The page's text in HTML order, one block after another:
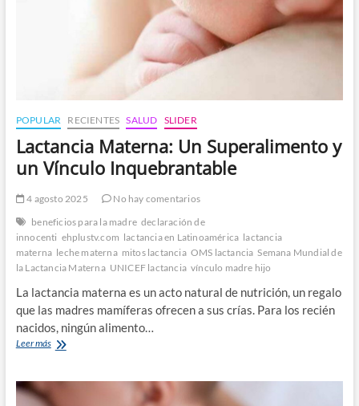
POPULAR RECIENTES SALUD SLIDER
Lactancia Materna: Un Superalimento y
un Vínculo Inquebrantable
4 agosto 2025
No hay comentarios
beneficios para la madre declaración de
innocenti ehplustv.com lactancia en Latinoamérica lactancia
materna leche materna mitos lactancia OMS lactancia Semana Mundial de
la Lactancia Materna UNICEF lactancia vínculo madre hijo
La lactancia materna es un acto natural de nutrición, un regalo
que las madres mamíferas ofrecen a sus crías. Para los recién
nacidos, ningún alimento…
Leer másLactancia